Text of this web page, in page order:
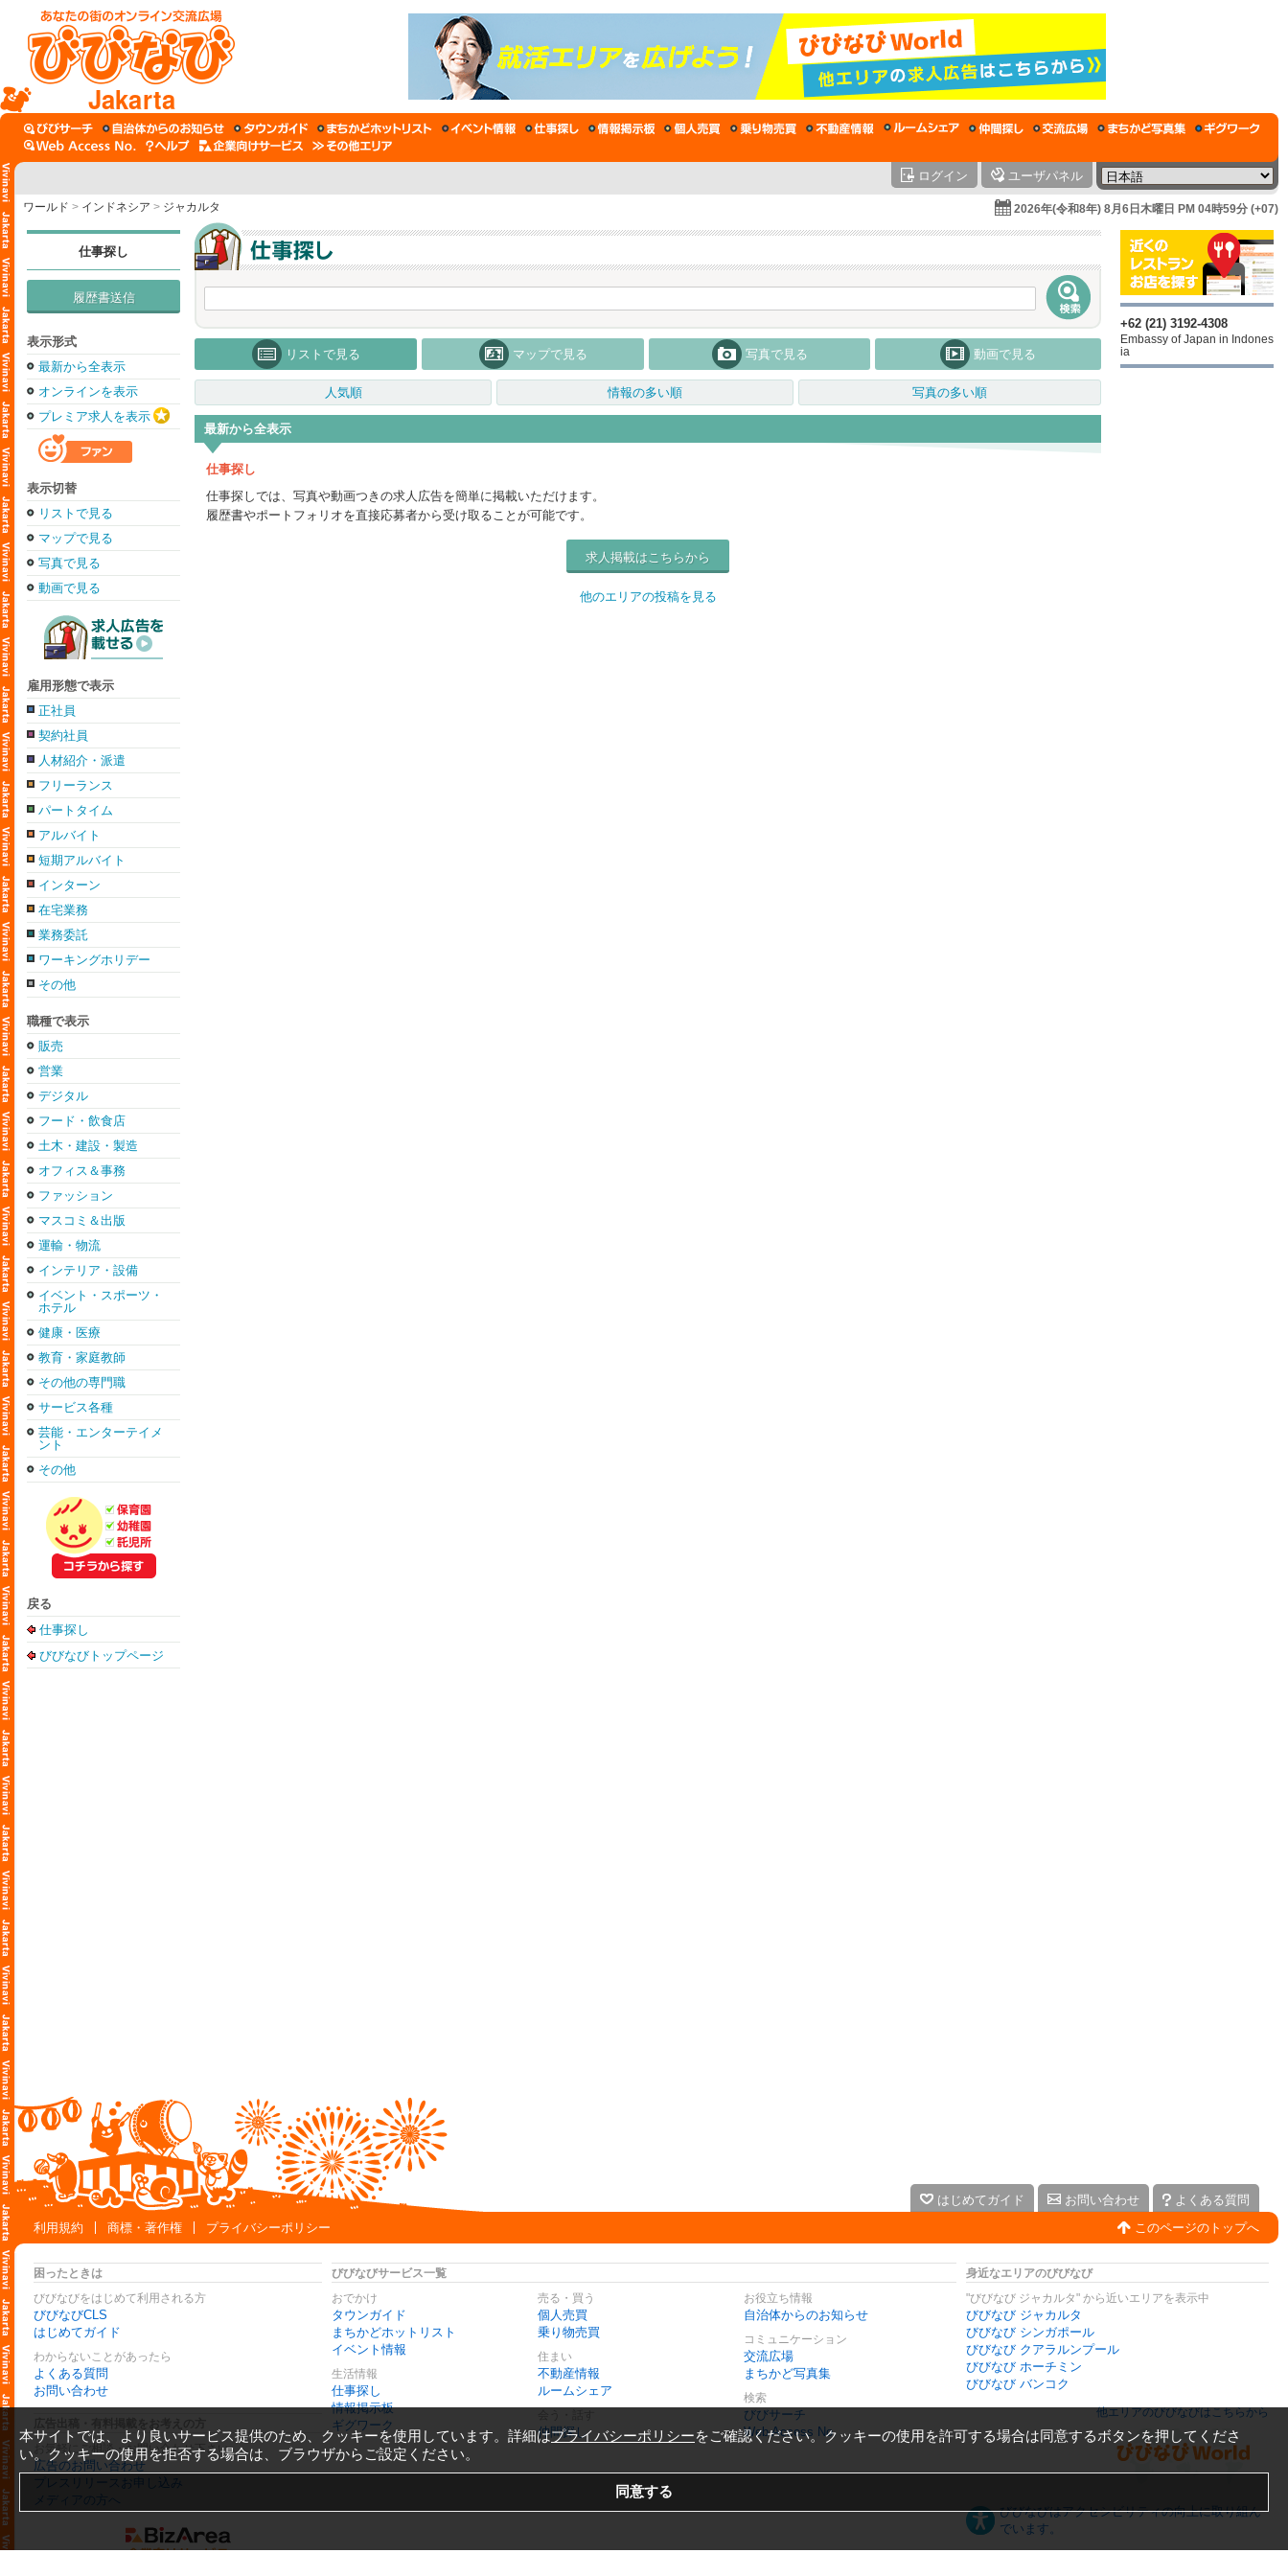
Jakarta
ログイン ユーザパネル
ワールド > インドネシア > ジャカルタ 2026年(令和8年) 8月6日木曜日 PM 04時59分 (+07)
仕事探し
履歴書送信
表示形式
最新から全表示
オンラインを表示
プレミア求人を表示
表示切替
リストで見る
マップで見る
写真で見る
動画で見る
雇用形態で表示
正社員
契約社員
人材紹介・派遣
フリーランス
パートタイム
アルバイト
短期アルバイト
インターン
在宅業務
業務委託
ワーキングホリデー
その他
職種で表示
販売
営業
デジタル
フード・飲食店
土木・建設・製造
オフィス＆事務
ファッション
マスコミ＆出版
運輸・物流
インテリア・設備
イベント・スポーツ・
ホテル
健康・医療
教育・家庭教師
その他の専門職
サービス各種
芸能・エンターテイメ
ント
その他
戻る
仕事探し
びびなびトップページ
リストで見る マップで見る 写真で見る 動画で見る
人気順 情報の多い順 写真の多い順
最新から全表示
仕事探し
仕事探しでは、写真や動画つきの求人広告を簡単に掲載いただけます。
履歴書やポートフォリオを直接応募者から受け取ることが可能です。
求人掲載はこちらから
他のエリアの投稿を見る
+62 (21) 3192-4308
Embassy of Japan in Indones
ia
はじめてガイド お問い合わせ
よくある質問
利用規約
商標・著作権 プライバシーポリシー このページのトップへ
困ったときは
びびなびをはじめて利用される方
びびなびCLS
はじめてガイド
わからないことがあったら
よくある質問
お問い合わせ
お気軽にご相談・お問い合わせ下さい
広告のお問い合わせ
プレスリリースお申し込み
メディアの方へ
びびなびサービス一覧
おでかけ
タウンガイド
まちかどホットリスト
イベント情報
生活情報
仕事探し
情報掲示板
ギグワーク
売る・買う
個人売買
乗り物売買
住まい
不動産情報
ルームシェア
仲間探し
お役立ち情報
自治体からのお知らせ
コミュニケーション
交流広場
まちかど写真集
検索
びびサーチ
Web Access No.
身近なエリアのびびなび
"びびなび ジャカルタ" から近いエリアを表示中
びびなび ジャカルタ
びびなび シンガポール
びびなび クアラルンプール
びびなび ホーチミン
びびなび バンコク
他エリアのびびなびはこちらから
びびなびはアクセシビリティの向上に取り組ん
でいます。
本サイトでは、より良いサービス提供のため、クッキーを使用しています。詳細はプライバシーポリシーをご確認ください。クッキーの使用を許可する場合は同意するボタンを押してくださ
い。クッキーの使用を拒否する場合は、ブラウザからご設定ください。